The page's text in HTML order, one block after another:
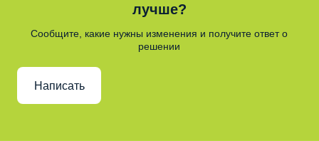
лучше?
Сообщите, какие нужны изменения и получите ответ о
решении
Написать